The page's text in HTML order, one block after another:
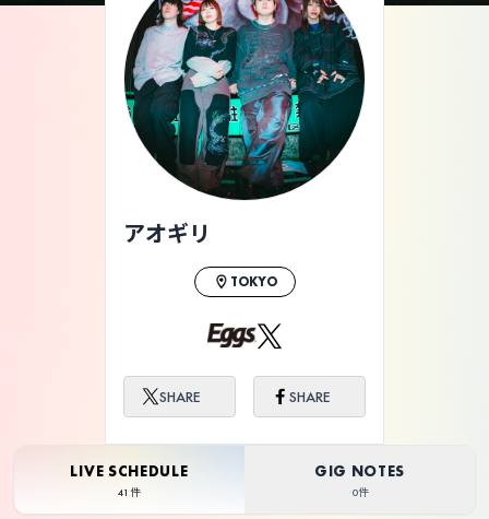
ライブ体験をもっと楽しく、もっと便利
に。
アオギリ
TOKYO
SHARE SHARE
LIVE SCHEDULE
41件
GIG NOTES
0件